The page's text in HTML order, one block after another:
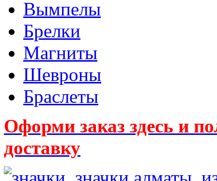
Вымпелы
Брелки
Магниты
Шевроны
Браслеты
Оформи заказ здесь
доставку